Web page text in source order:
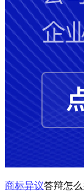
商标异议答辩怎